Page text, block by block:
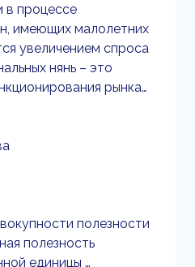
в процессе
имеющих малолетних
увеличением спроса
нянь – это
рынка…
полезности
полезность
единицы …